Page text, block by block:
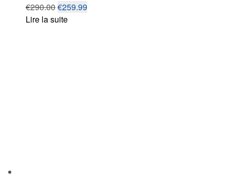
€290.00€259.99
Lire la suite